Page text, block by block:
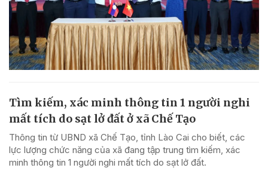
Tìm kiếm, xác minh thông tin 1 người nghi
mất tích do sạt lở đất ở xã Chế Tạo
Thông tin từ UBND xã Chế Tạo, tỉnh Lào Cai cho biết, các
lực lượng chức năng của xã đang tập trung tìm kiếm, xác
minh thông tin 1 người nghi mất tích do sạt lở đất.